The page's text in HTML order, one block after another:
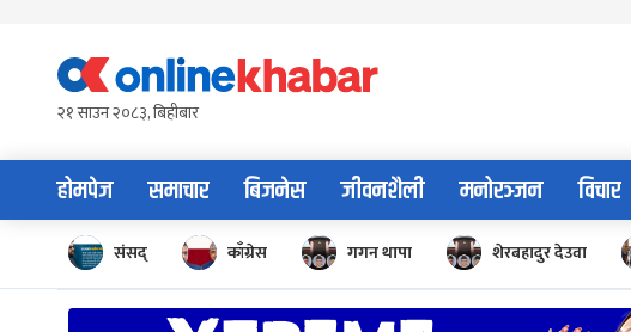
content२१ साउन २०८३, बिहीबार
होमपेज समाचार बिजनेस जीवनशैली मनोरञ्जन विचार
संसद् काँग्रेस गगन थापा शेरबहादुर देउवा